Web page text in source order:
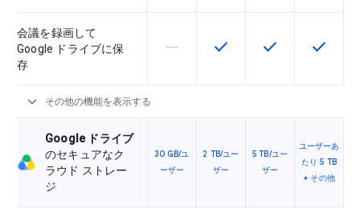
会議を録画して
Google ドライブに保
存
この機能は該当の SKU でサポー
horizontal_rule この機能は該当の SKU
check この機能は該当
check この機
check
expand_more その他の機能を表示する
Google ドライブ
のセキュアなク
ラウド ストレー
ジ
30 GB/ユ
ーザー
2 TB/ユー
ザー
5 TB/ユー
ザー
ユーザーあ
たり 5 TB
+ その他